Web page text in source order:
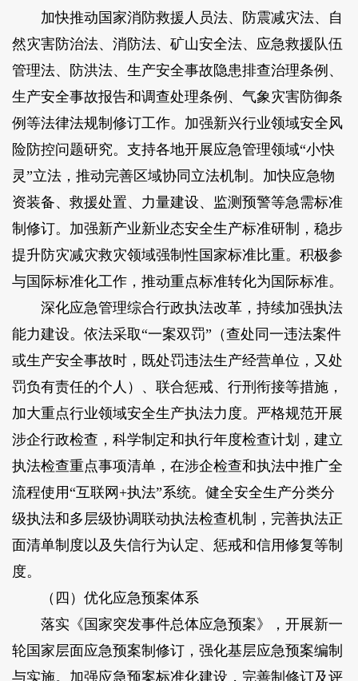
加快推动国家消防救援人员法、防震减灾法、自
然灾害防治法、消防法、矿山安全法、应急救援队伍
管理法、防洪法、生产安全事故隐患排查治理条例、
生产安全事故报告和调查处理条例、气象灾害防御条
例等法律法规制修订工作。加强新兴行业领域安全风
险防控问题研究。支持各地开展应急管理领域“小快
灵”立法，推动完善区域协同立法机制。加快应急物
资装备、救援处置、力量建设、监测预警等急需标准
制修订。加强新产业新业态安全生产标准研制，稳步
提升防灾减灾救灾领域强制性国家标准比重。积极参
与国际标准化工作，推动重点标准转化为国际标准。
深化应急管理综合行政执法改革，持续加强执法
能力建设。依法采取“一案双罚”（查处同一违法案件
或生产安全事故时，既处罚违法生产经营单位，又处
罚负有责任的个人）、联合惩戒、行刑衔接等措施，
加大重点行业领域安全生产执法力度。严格规范开展
涉企行政检查，科学制定和执行年度检查计划，建立
执法检查重点事项清单，在涉企检查和执法中推广全
流程使用“互联网+执法”系统。健全安全生产分类分
级执法和多层级协调联动执法检查机制，完善执法正
面清单制度以及失信行为认定、惩戒和信用修复等制
度。
（四）优化应急预案体系
落实《国家突发事件总体应急预案》，开展新一
轮国家层面应急预案制修订，强化基层应急预案编制
与实施。加强应急预案标准化建设，完善制修订及评